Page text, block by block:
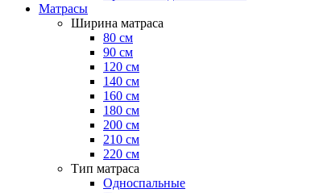
Матрасы
Ширина матраса
80 см
90 см
120 см
140 см
160 см
180 см
200 см
210 см
220 см
Тип матраса
Односпальные